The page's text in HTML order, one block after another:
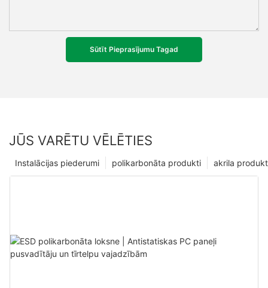
Sūtīt Pieprasījumu Tagad
JŪS VARĒTU VĒLĒTIES
akrila
polikarbonāta produkti
Instalācijas piederumi